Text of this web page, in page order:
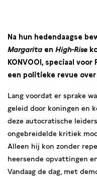
Na hun hedendaagse
Margarita en High-Rise
KONVOOI, speciaal
een politieke revue over
Lang voordat er sprake
geleid door koningen en
deze autocratische
ongebreidelde kritiek
Alleen hij kon zonder
heersende opvattingen
Vandaag de dag, met